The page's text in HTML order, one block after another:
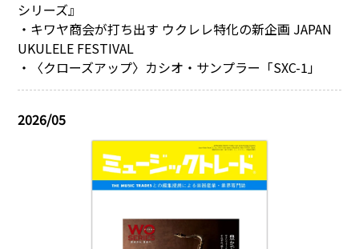
シリーズ』
・キワヤ商会が打ち出す ウクレレ特化の新企画 JAPAN
UKULELE FESTIVAL
・〈クローズアップ〉カシオ・サンプラー「SXC-1」
2026/05